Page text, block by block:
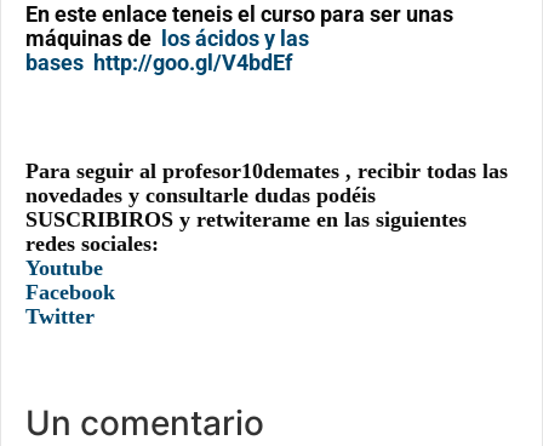
En este enlace teneis el curso para ser unas
máquinas de
los ácidos y las
bases http://goo.gl/V4bdEf
Para seguir al profesor10demates , recibir todas las
novedades y consultarle dudas podéis
SUSCRIBIROS y retwiterame en las siguientes
redes sociales:
Youtube
Facebook
Twitter
Un comentario